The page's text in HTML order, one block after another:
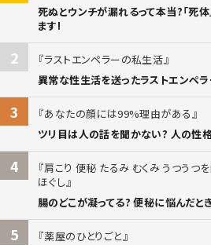
死ぬとウンチが漏れるって本当?「死
ます!
2
ラストエンペラーの私生活
異常な性生活を送ったラストエンペ
3
あなたの顔には99%理由がある
ツリ目は人の話を聞かない? 人の性
4
肩こり 便秘 たるみ むくみ うつうつ
ほぐし
腸のどこが凝ってる? 便秘に悩んだとき
5
薬屋のひとりごと